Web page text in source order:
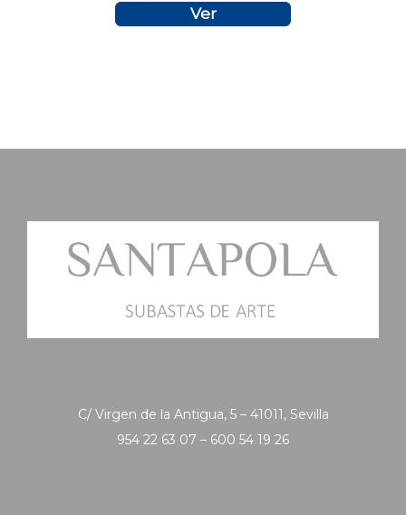
Ver
C/ Virgen de la Antigua, 5 – 41011, Sevilla
954 22 63 07 – 600 54 19 26